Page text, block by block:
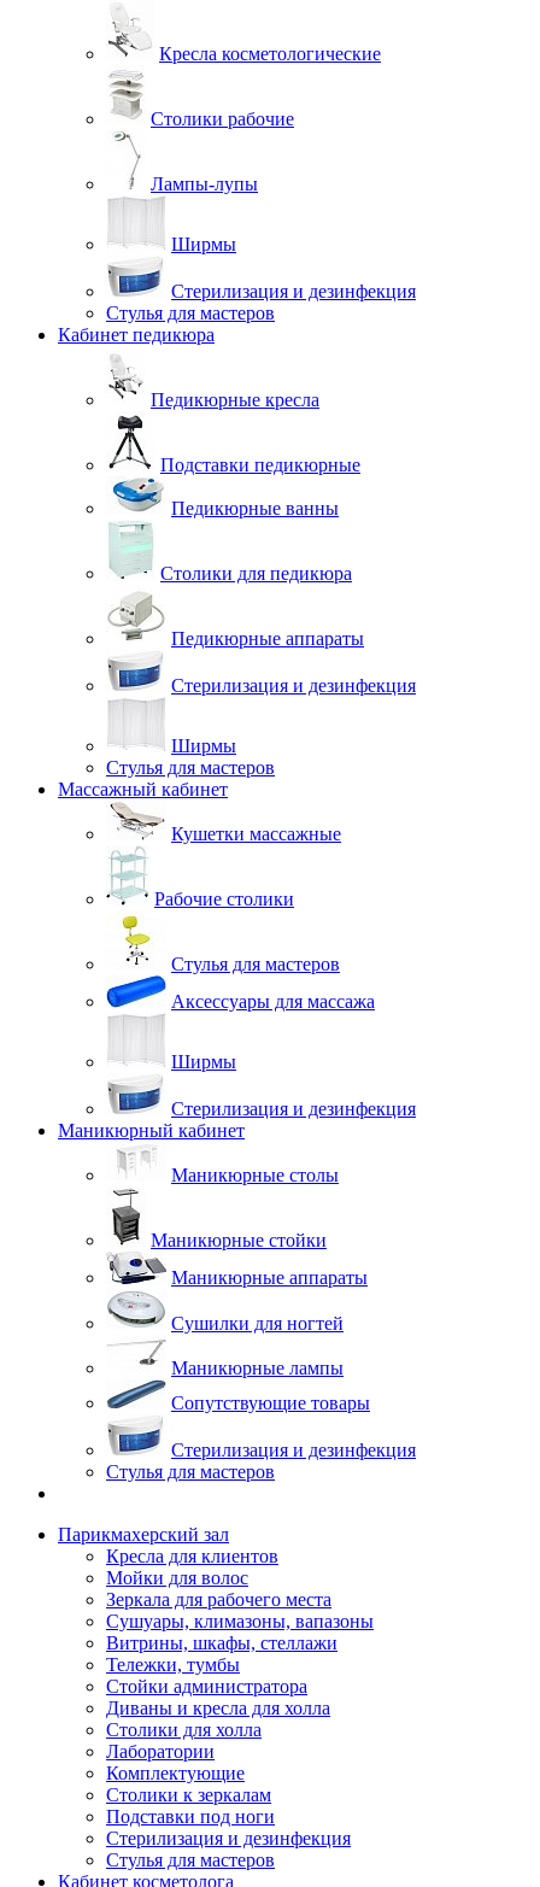
Кресла косметологические
Столики рабочие
Лампы-лупы
Ширмы
Стерилизация и дезинфекция
Стулья для мастеров
Кабинет педикюра
Педикюрные кресла
Подставки педикюрные
Педикюрные ванны
Столики для педикюра
Педикюрные аппараты
Стерилизация и дезинфекция
Ширмы
Стулья для мастеров
Массажный кабинет
Кушетки массажные
Рабочие столики
Стулья для мастеров
Аксессуары для массажа
Ширмы
Стерилизация и дезинфекция
Маникюрный кабинет
Маникюрные столы
Маникюрные стойки
Маникюрные аппараты
Сушилки для ногтей
Маникюрные лампы
Сопутствующие товары
Стерилизация и дезинфекция
Стулья для мастеров
Парикмахерский зал
Кресла для клиентов
Мойки для волос
Зеркала для рабочего места
Сушуары, климазоны, вапазоны
Витрины, шкафы, стеллажи
Тележки, тумбы
Стойки администратора
Диваны и кресла для холла
Столики для холла
Лаборатории
Комплектующие
Столики к зеркалам
Подставки под ноги
Стерилизация и дезинфекция
Стулья для мастеров
Кабинет косметолога